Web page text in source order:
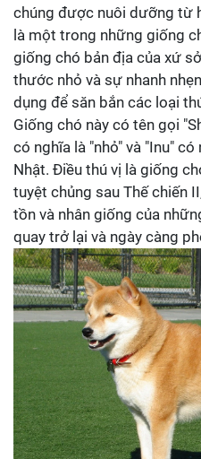
chúng được nuôi dưỡng từ
là một trong những giống
giống chó bản địa của xứ
thước nhỏ và sự nhanh
dụng để săn bắn các loại
Giống chó này có tên gọi
có nghĩa là "nhỏ" và "Inu"
Nhật. Điều thú vị là giống
tuyệt chủng sau Thế chiến
tồn và nhân giống của
quay trở lại và ngày càng